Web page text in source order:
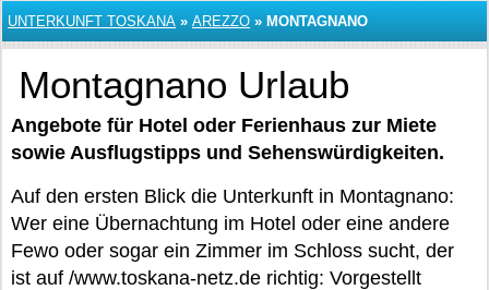
UNTERKUNFT TOSKANA » AREZZO » MONTAGNANO
Montagnano Urlaub
Angebote für Hotel oder Ferienhaus zur Miete
sowie Ausflugstipps und Sehenswürdigkeiten.
Auf den ersten Blick die Unterkunft in Montagnano:
Wer eine Übernachtung im Hotel oder eine andere
Fewo oder sogar ein Zimmer im Schloss sucht, der
ist auf /www.toskana-netz.de richtig: Vorgestellt